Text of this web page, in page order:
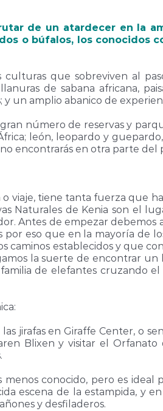
de un atardecer en la
o búfalos, los conocidos
que sobreviven al
de sabana africana,
un amplio abanico de
número de reservas y
león, leopardo y
encontrarás en otra parte del
o viaje, tiene tanta fuerza que
Naturales de Kenia son el
Antes de empezar
eso que en la mayoría de
establecidos y que
la suerte de encontrar
de elefantes cruzando
jirafas en Giraffe Center, o
Blixen y visitar el Orfanato
menos conocido, pero es ideal
escena de la estampida, y en
y desfiladeros.